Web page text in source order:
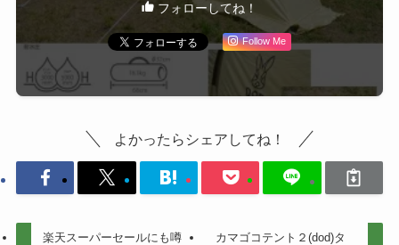
フォローしてね！
Follow Me
よかったらシェアしてね！
楽天スーパーセールにも噂
カマゴコテント２(dod)タ